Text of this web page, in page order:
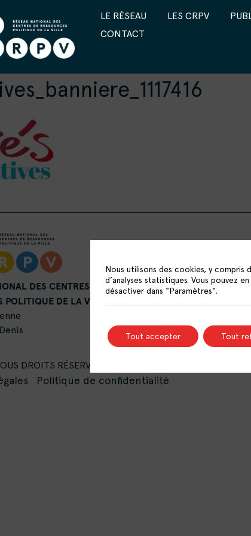
LE RÉSEAU LES CRPV
CONTACT
DES CENTRES DE
POLITIQUE DE LA VILLE
DROITS RÉSERVÉS -
Politique de confidentialité
Nous utilisons des cookies, y
d’analyses statistiques. Vous pouvez
désactiver dans "Paramètres".
Tout accepter Tout